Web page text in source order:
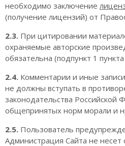
необходимо заключение
(получение лицензий) от
2.3. При цитировании
охраняемые авторские
обязательна (подпункт 1
2.4. Комментарии и иные
не должны вступать в
законодательства Российской
общепринятых норм морали и
2.5. Пользователь
Администрация Сайта не несет